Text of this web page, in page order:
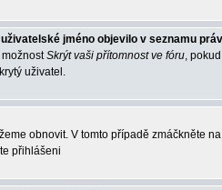
jméno objevilo v seznamu
Skrýt vaši přítomnost ve fóru,
uživatel.
obnovit. V tomto případě zmáčkněte
přihlášeni